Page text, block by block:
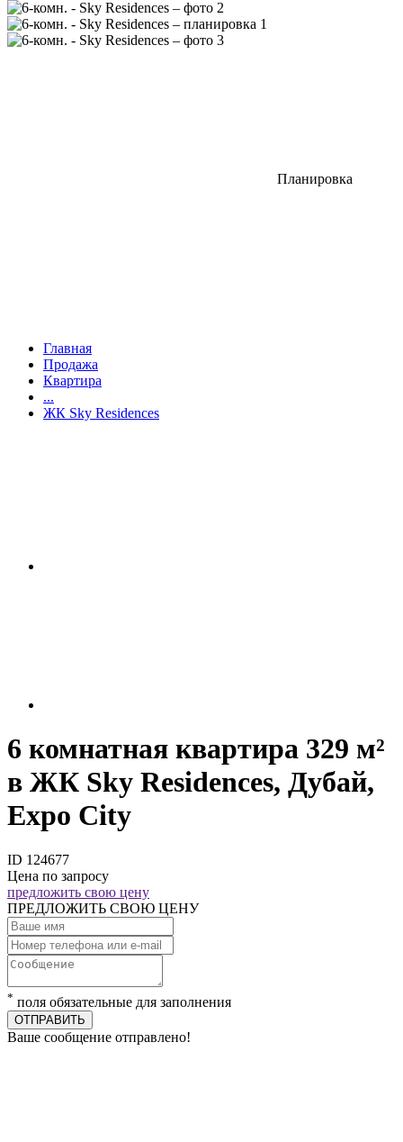
Планировка
Главная
Продажа
Квартира
...
ЖК Sky Residences
6 комнатная квартира 329 м²
в ЖК Sky Residences, Дубай,
Expo City
ID 124677
Цена по запросу
предложить свою цену
ПРЕДЛОЖИТЬ СВОЮ ЦЕНУ
* поля обязательные для заполнения
ОТПРАВИТЬ
Ваше сообщение отправлено!